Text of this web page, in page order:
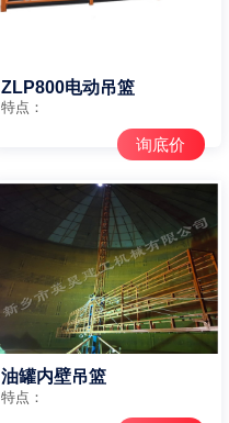
ZLP800电动吊篮
特点：
询底价
油罐内壁吊篮
特点：